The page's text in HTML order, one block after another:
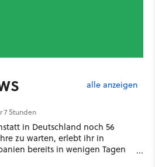
alle anzeigen
7 Stunden
in Deutschland noch 56
zu warten, erlebt ihr in
bereits in wenigen Tagen